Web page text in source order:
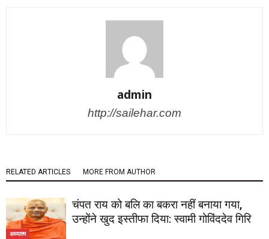
admin
http://sailehar.com
RELATED ARTICLES MORE FROM AUTHOR
अध्यात्म
चंपत राय को बलि का बकरा नहीं बनाया गया,
उन्होंने खुद इस्तीफा दिया: स्वामी गोविंददेव गिरि